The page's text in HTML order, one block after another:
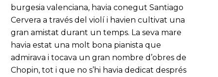
burgesia valenciana, havia conegut Santiago
Cervera a través del violí i havien cultivat una
gran amistat durant un temps. La seva mare
havia estat una molt bona pianista que
admirava i tocava un gran nombre d’obres de
Chopin, tot i que no s’hi havia dedicat després